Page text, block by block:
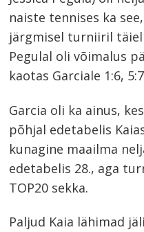
naiste tennises ka
järgmisel turniiril
Pegulal oli võimalus
kaotas Garciale 1:6,
Garcia oli ka ainus,
põhjal edetabelis
kunagine maailma
edetabelis 28., aga
TOP20 sekka.
Paljud Kaia lähimad